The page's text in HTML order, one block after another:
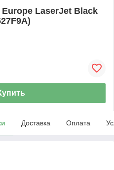
LaserJet Black
Доставка Оплата